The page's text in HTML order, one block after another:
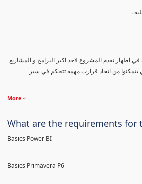
اظهار تقدم المشروع لاحد اكبر البرامج و المشاريع
يتمكنوا من اتخاذ قرارت مهمه تتحكم في سير
More
What are the requirements for
Basics Power BI
Basics Primavera P6